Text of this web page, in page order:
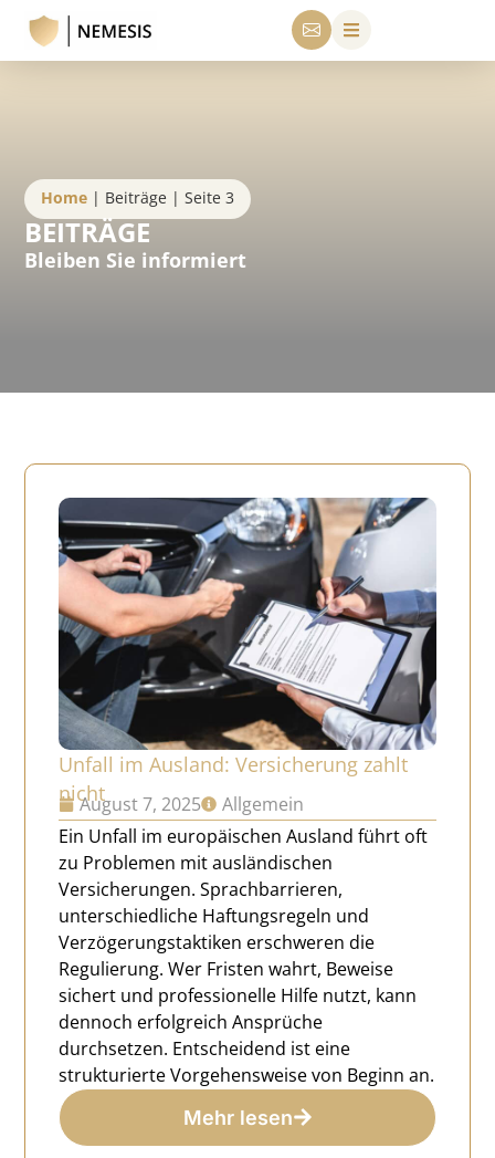
Home | Beiträge |Seite 3
BEITRÄGE
Bleiben Sie informiert
Unfall im Ausland: Versicherung zahlt
nicht
August 7, 2025
Allgemein
Ein Unfall im europäischen Ausland führt oft
zu Problemen mit ausländischen
Versicherungen. Sprachbarrieren,
unterschiedliche Haftungsregeln und
Verzögerungstaktiken erschweren die
Regulierung. Wer Fristen wahrt, Beweise
sichert und professionelle Hilfe nutzt, kann
dennoch erfolgreich Ansprüche
durchsetzen. Entscheidend ist eine
strukturierte Vorgehensweise von Beginn an.
Mehr lesen